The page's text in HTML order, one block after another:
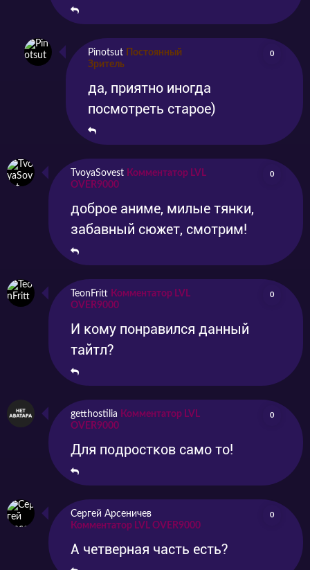
Pinotsut Постоянный
Зритель
0
да, приятно иногда
посмотреть старое)
TvoyaSovest Комментатор LVL
OVER9000
0
доброе аниме, милые тянки,
забавный сюжет, смотрим!
TeonFritt Комментатор LVL
OVER9000
0
И кому понравился данный
тайтл?
getthostilia Комментатор LVL
OVER9000
0
Для подростков само то!
Сергей Арсеничев
Комментатор LVL OVER9000
0
А четверная часть есть?